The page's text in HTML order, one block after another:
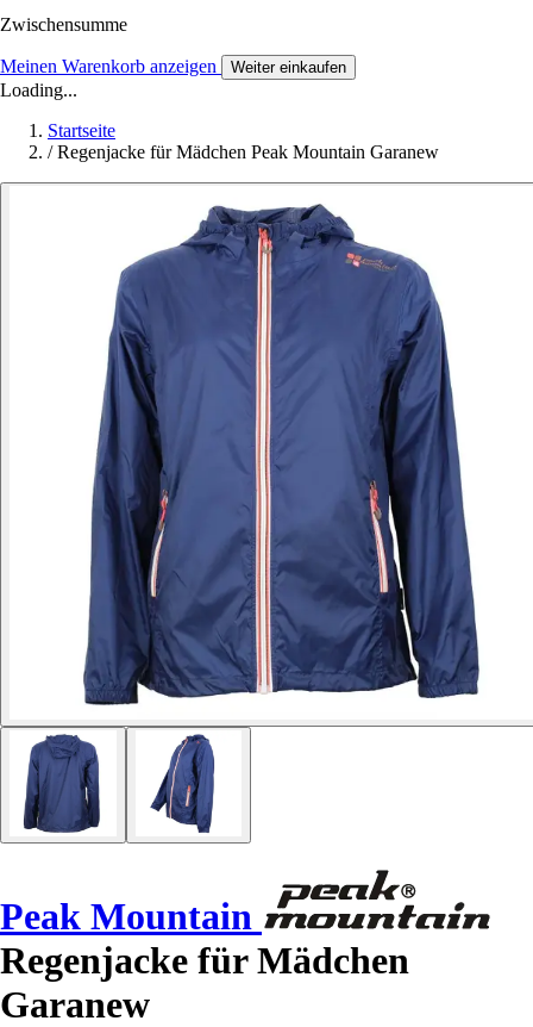
Zwischensumme
Meinen Warenkorb anzeigen Weiter einkaufen
Loading...
Startseite
/ Regenjacke für Mädchen Peak Mountain Garanew
Peak Mountain
Regenjacke für Mädchen
Garanew